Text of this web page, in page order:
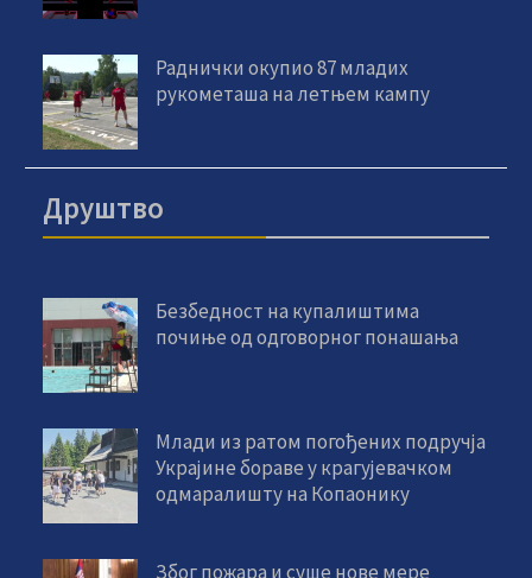
Раднички окупио 87 младих
рукометаша на летњем кампу
Друштво
Безбедност на купалиштима
почиње од одговорног понашања
Млади из ратом погођених подручја
Украјине бораве у крагујевачком
одмаралишту на Копаонику
Због пожара и суше нове мере